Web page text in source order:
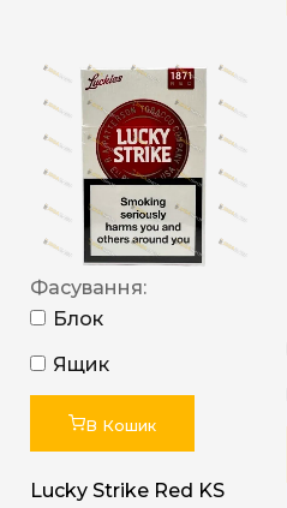
Фасування:
Блок
Ящик
В Кошик
Lucky Strike Red KS